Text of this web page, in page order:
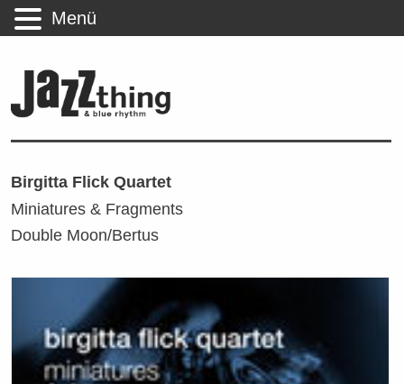
Birgitta Flick Quartet
Miniatures & Fragments
Double Moon/Bertus
Menü